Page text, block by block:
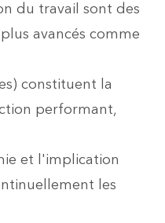
du travail sont des
avancés comme
constituent la
performant,
et l'implication
les